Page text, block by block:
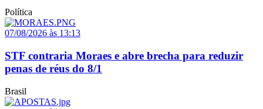
Política
07/08/2026 às 13:13
STF contraria Moraes e abre brecha para reduzir
penas de réus do 8/1
Brasil